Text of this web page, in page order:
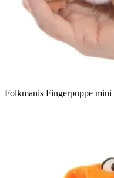
Folkmanis Fingerpuppe mini